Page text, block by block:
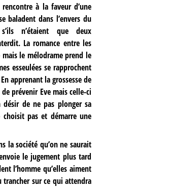
à la faveur d’une
baladent dans l’envers du
n’étaient que deux
La romance entre les
le mélodrame prend le
esseulées se rapprochent
apprenant la grossesse de
prévenir Eve mais celle-ci
de ne pas plonger sa
pas et démarre une
la société qu’on ne saurait
le jugement plus tard
l’homme qu’elles aiment
trancher sur ce qui attendra